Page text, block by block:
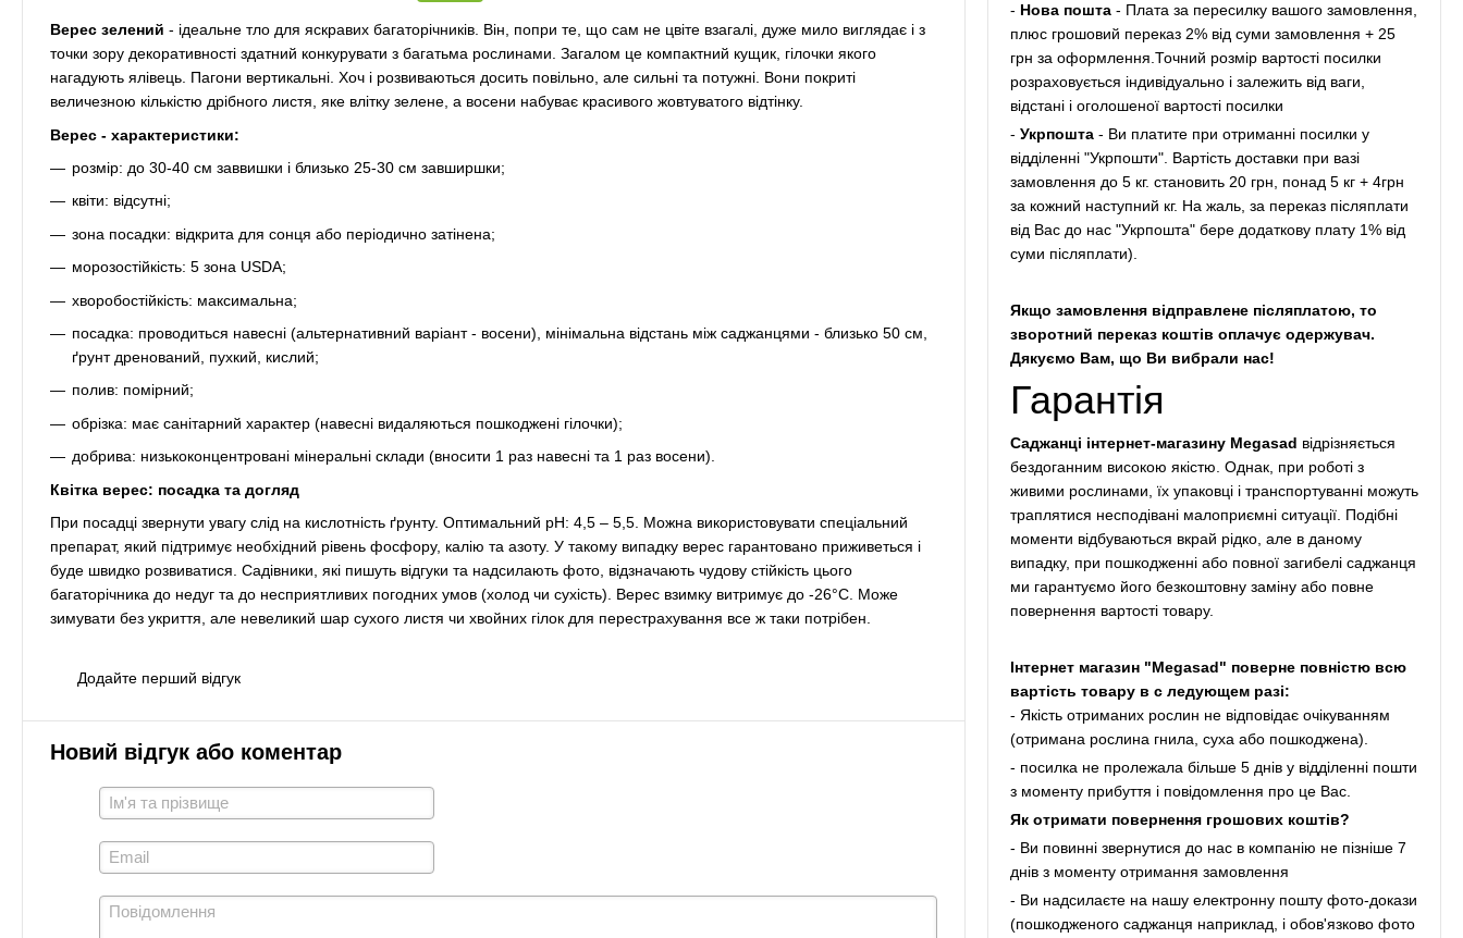
Верес зелений - ідеальне тло для яскравих багаторічників. Він, попри те, що сам не цвіте взагалі, дуже мило виглядає і з
точки зору декоративності здатний конкурувати з багатьма рослинами. Загалом це компактний кущик, гілочки якого
нагадують ялівець. Пагони вертикальні. Хоч і розвиваються досить повільно, але сильні та потужні. Вони покриті
величезною кількістю дрібного листя, яке влітку зелене, а восени набуває красивого жовтуватого відтінку.
Верес - характеристики:
розмір: до 30-40 см заввишки і близько 25-30 см завширшки;
квіти: відсутні;
зона посадки: відкрита для сонця або періодично затінена;
морозостійкість: 5 зона USDA;
хворобостійкість: максимальна;
посадка: проводиться навесні (альтернативний варіант - восени), мінімальна відстань між саджанцями - близько 50 см,
ґрунт дренований, пухкий, кислий;
полив: помірний;
обрізка: має санітарний характер (навесні видаляються пошкоджені гілочки);
добрива: низькоконцентровані мінеральні склади (вносити 1 раз навесні та 1 раз восени).
Квітка верес: посадка та догляд
При посадці звернути увагу слід на кислотність ґрунту. Оптимальний pH: 4,5 – 5,5. Можна використовувати спеціальний
препарат, який підтримує необхідний рівень фосфору, калію та азоту. У такому випадку верес гарантовано приживеться і
буде швидко розвиватися. Садівники, які пишуть відгуки та надсилають фото, відзначають чудову стійкість цього
багаторічника до недуг та до несприятливих погодних умов (холод чи сухість). Верес взимку витримує до -26°C. Може
зимувати без укриття, але невеликий шар сухого листя чи хвойних гілок для перестрахування все ж таки потрібен.
Додайте перший відгук
Новий відгук або коментар
- Нова пошта- Плата за пересилку вашого замовлення,
плюс грошовий переказ 2% від суми замовлення + 25
грн за оформлення.Точний розмір вартості посилки
розраховується індивідуально і залежить від ваги,
відстані і оголошеної вартості посилки
- Укрпошта- Ви платите при отриманні посилки у
відділенні "Укрпошти". Вартість доставки при вазі
замовлення до 5 кг. становить 20 грн, понад 5 кг + 4грн
за кожний наступний кг. На жаль, за переказ післяплати
від Вас до нас "Укрпошта" бере додаткову плату 1% від
суми післяплати).
Якщо замовлення відправлене післяплатою, то
зворотний переказ коштів оплачує одержувач.
Дякуємо Вам, що Ви вибрали нас!
Гарантія
Саджанці інтернет-магазину Megasad відрізняється
бездоганним високою якістю. Однак, при роботі з
живими рослинами, їх упаковці і транспортуванні можуть
траплятися несподівані малоприємні ситуації. Подібні
моменти відбуваються вкрай рідко, але в даному
випадку, при пошкодженні або повної загибелі саджанця
ми гарантуємо його безкоштовну заміну або повне
повернення вартості товару.
Інтернет магазин "Megasad" поверне повністю всю
вартість товару в с ледующем разі:
- Якість отриманих рослин не відповідає очікуванням
(отримана рослина гнила, суха або пошкоджена).
- посилка не пролежала більше 5 днів у відділенні пошти
з моменту прибуття і повідомлення про це Вас.
Як отримати повернення грошових коштів?
- Ви повинні звернутися до нас в компанію не пізніше 7
днів з моменту отримання замовлення
- Ви надсилаєте на нашу електронну пошту фото-докази
(пошкодженого саджанця наприклад, і обов'язково фото